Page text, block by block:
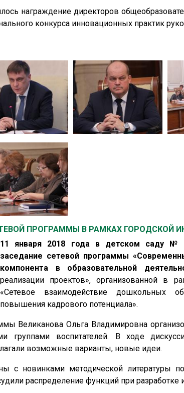
награждение директоров
конкурса инновационных практик
ПРОГРАММЫ В РАМКАХ ГОРОДСКОЙ
11 января 2018 года в детском саду №
заседание сетевой программы
компонента в образовательной
реализации проектов», организованной в
«Сетевое взаимодействие дошкольных
повышения кадрового потенциала».
Великанова Ольга Владимировна
группами воспитателей. В ходе
возможные варианты, новые идеи.
с новинками методической литературы
распределение функций при разработке